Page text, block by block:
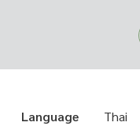
Language Thai